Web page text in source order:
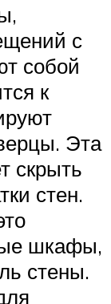
с
собой
к
Эта
скрыть
стен.
шкафы,
стены.